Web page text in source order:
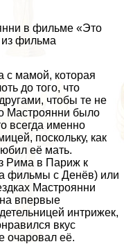
в фильме «Это
из фильма
с мамой, которая
до того, что
чтобы те не
Мастроянни было
всегда именно
поскольку, как
её мать.
Рима в Париж к
фильмы с Денёв) или
Мастроянни
впервые
интрижек,
вкус
очаровал её.